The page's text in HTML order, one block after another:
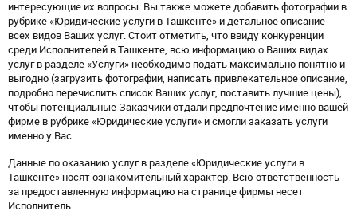
интересующие их вопросы. Вы также можете добавить фотографии в
рубрике «Юридические услуги в Ташкенте» и детальное описание
всех видов Ваших услуг. Стоит отметить, что ввиду конкуренции
среди Исполнителей в Ташкенте, всю информацию о Ваших видах
услуг в разделе «Услуги» необходимо подать максимально понятно и
выгодно (загрузить фотографии, написать привлекательное описание,
подробно перечислить список Ваших услуг, поставить лучшие цены),
чтобы потенциальные Заказчики отдали предпочтение именно вашей
фирме в рубрике «Юридические услуги» и смогли заказать услуги
именно у Вас.
Данные по оказанию услуг в разделе «Юридические услуги в
Ташкенте» носят ознакомительный характер. Всю ответственность
за предоставленную информацию на странице фирмы несет
Исполнитель.